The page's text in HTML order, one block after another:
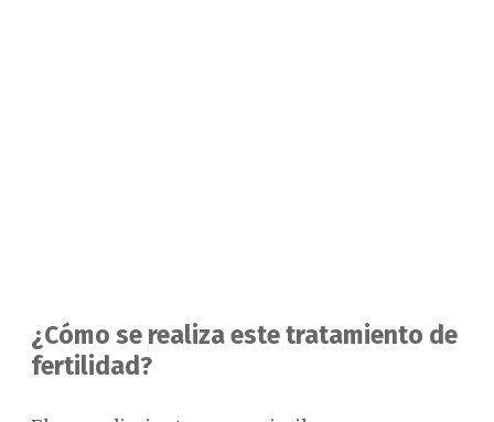
¿Cómo se realiza este tratamiento de
fertilidad?